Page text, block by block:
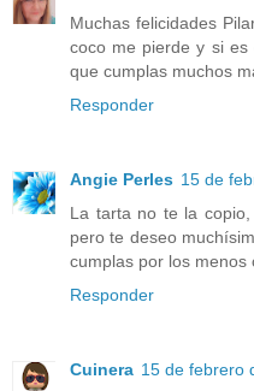
Muchas felicidades
coco me pierde y si
que cumplas muchos
Responder
Angie Perles 15 de
La tarta no te la
pero te deseo
cumplas por los menos
Responder
Cuinera 15 de febrero